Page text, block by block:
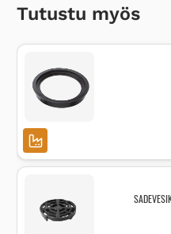
Tutustu myös